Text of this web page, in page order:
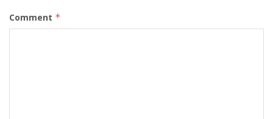
Comment *